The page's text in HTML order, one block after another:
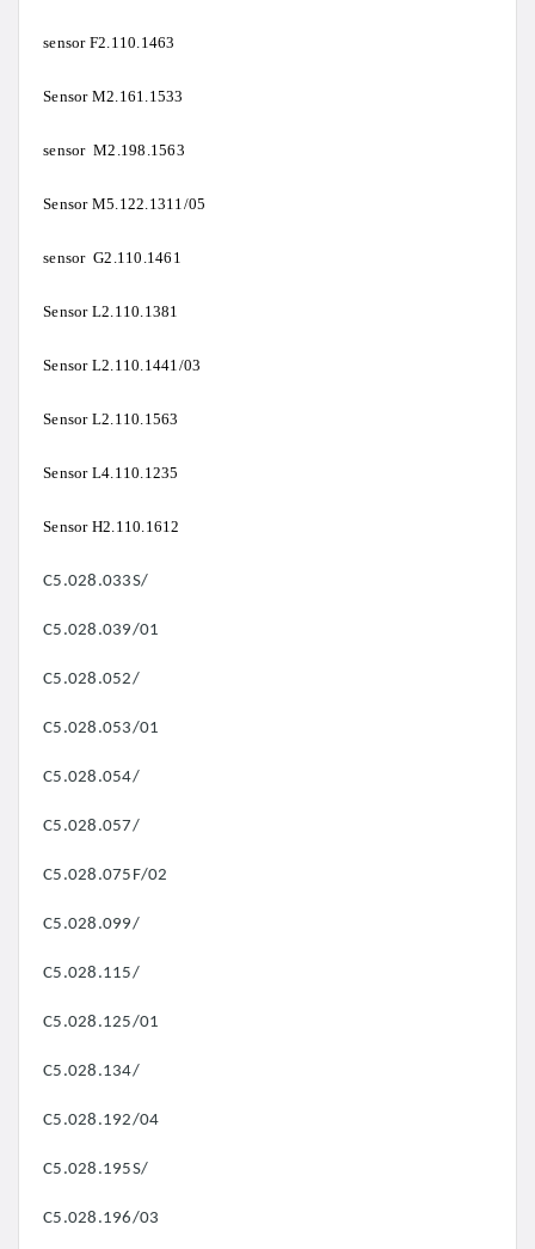
sensor F2.110.1463
Sensor M2.161.1533
sensor M2.198.1563
Sensor M5.122.1311/05
sensor G2.110.1461
Sensor L2.110.1381
Sensor L2.110.1441/03
Sensor L2.110.1563
Sensor L4.110.1235
Sensor H2.110.1612
C5.028.033S/
C5.028.039/01
C5.028.052/
C5.028.053/01
C5.028.054/
C5.028.057/
C5.028.075F/02
C5.028.099/
C5.028.115/
C5.028.125/01
C5.028.134/
C5.028.192/04
C5.028.195S/
C5.028.196/03